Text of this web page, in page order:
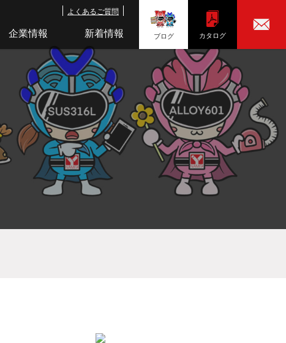
よくあるご質問
企業情報 新着情報 ブログ カタログ